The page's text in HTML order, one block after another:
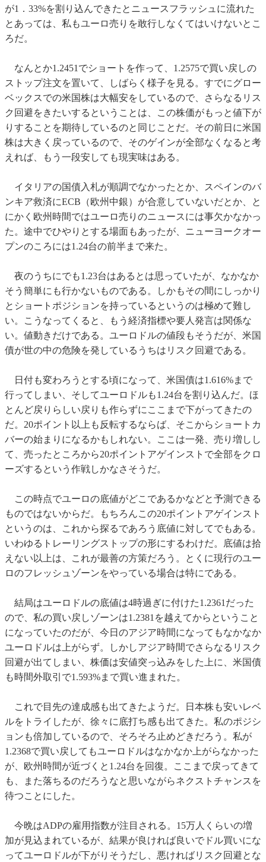
が1．33%を割り込んできたとニュースフラッシュに流れた
とあっては、私もユーロ売りを敢行しなくてはいけないとこ
ろだ。
なんとか1.2451でショートを作って、1.2575で買い戻しの
ストップ注文を置いて、しばらく様子を見る。すでにグロー
ベックスでの米国株は大幅安をしているので、さらなるリス
ク回避をきたいするということは、この株価がもっと値下が
りすることを期待しているのと同じことだ。その前日に米国
株は大きく戻っているので、そのゲインが全部なくなると考
えれば、もう一段安しても現実味はある。
イタリアの国債入札が順調でなかったとか、スペインのバ
ンキア救済にECB（欧州中銀）が合意していないだとか、と
にかく欧州時間ではユーロ売りのニュースには事欠かなかっ
た。途中でひやりとする場面もあったが、ニューヨークオー
プンのころには1.24台の前半まで来た。
夜のうちにでも1.23台はあるとは思っていたが、なかなか
そう簡単にも行かないものである。しかもその間にしっかり
とショートポジションを持っているというのは極めて難し
い。こうなってくると、もう経済指標や要人発言は関係な
い。値動きだけである。ユーロドルの値段もそうだが、米国
債が世の中の危険を発しているうちはリスク回避である。
日付も変わろうとする頃になって、米国債は1.616%まで
行ってしまい、そしてユーロドルも1.24台を割り込んだ。ほ
とんど戻りらしい戻りも作らずにここまで下がってきたの
だ。20ポイント以上も反転するならば、そこからショートカ
バーの始まりになるかもしれない。ここは一発、売り増しし
て、売ったところから20ポイントアゲインストで全部をクロ
ーズするという作戦しかなさそうだ。
この時点でユーロの底値がどこであるかなどと予測できる
ものではないからだ。もちろんこの20ポイントアゲインスト
というのは、これから探るであろう底値に対してでもある。
いわゆるトレーリングストップの形にするわけだ。底値は拾
えない以上は、これが最善の方策だろう。とくに現行のユー
ロのフレッシュゾーンをやっている場合は特にである。
結局はユーロドルの底値は4時過ぎに付けた1.2361だった
ので、私の買い戻しゾーンは1.2381を越えてからということ
になっていたのだが、今日のアジア時間になってもなかなか
ユーロドルは上がらず。しかしアジア時間でさらなるリスク
回避が出てしまい、株価は安値突っ込みをした上に、米国債
も時間外取引で1.593%まで買い進まれた。
これで目先の達成感も出てきたようだ。日本株も安いレベ
ルをトライしたが、徐々に底打ち感も出てきた。私のポジシ
ョンも倍加しているので、そろそろ止めどきだろう。私が
1.2368で買い戻してもユーロドルはなかなか上がらなかった
が、欧州時間が近づくと1.24台を回復。ここまで戻ってきて
も、また落ちるのだろうなと思いながらネクストチャンスを
待つことにした。
今晩はADPの雇用指数が注目される。15万人くらいの増
加が見込まれているが、結果が良ければ良いでドル買いにな
ってユーロドルが下がりそうだし、悪ければリスク回避とな